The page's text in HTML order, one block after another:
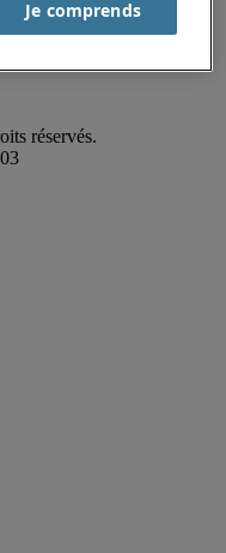
réservés.
Je comprends